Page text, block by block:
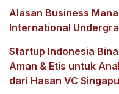
Alasan Business
International
Startup Indonesia
Aman & Etis untuk
dari Hasan VC